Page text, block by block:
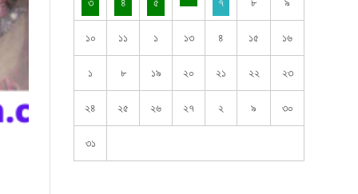
১০ ১১ ১ ১৩ ৪ ১৫ ১৬
১ ৮ ১৯ ২০ ২১ ২২ ২৩
২৪ ২৫ ২৬ ২৭ ২ ৯ ৩০
৩১